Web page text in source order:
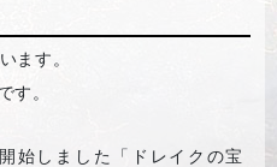
ます。
す。
始しました「ドレイクの宝